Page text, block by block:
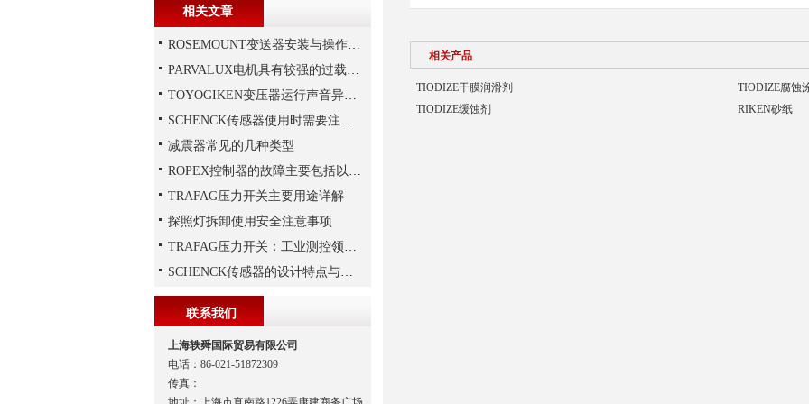
相关产品
TIODIZE干膜润滑剂
TIODIZE腐蚀
TIODIZE缓蚀剂
RIKEN砂纸
相关文章
ROSEMOUNT变送器安装与操作步骤
PARVALUX电机具有较强的过载能力
TOYOGIKEN变压器运行声音异常的判断方法
SCHENCK传感器使用时需要注意这些
减震器常见的几种类型
ROPEX控制器的故障主要包括以下几种情况
TRAFAG压力开关主要用途详解
探照灯拆卸使用安全注意事项
TRAFAG压力开关：工业测控领域的精密之选
SCHENCK传感器的设计特点与优势
联系我们
上海轶舜国际贸易有限公司
电话：86-021-51872309
传真：